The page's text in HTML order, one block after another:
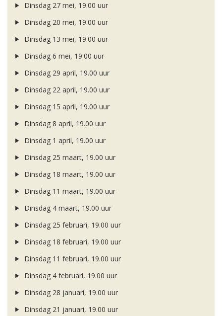
Dinsdag 27 mei, 19.00 uur
Dinsdag 20 mei, 19.00 uur
Dinsdag 13 mei, 19.00 uur
Dinsdag 6 mei, 19.00 uur
Dinsdag 29 april, 19.00 uur
Dinsdag 22 april, 19.00 uur
Dinsdag 15 april, 19.00 uur
Dinsdag 8 april, 19.00 uur
Dinsdag 1 april, 19.00 uur
Dinsdag 25 maart, 19.00 uur
Dinsdag 18 maart, 19.00 uur
Dinsdag 11 maart, 19.00 uur
Dinsdag 4 maart, 19.00 uur
Dinsdag 25 februari, 19.00 uur
Dinsdag 18 februari, 19.00 uur
Dinsdag 11 februari, 19.00 uur
Dinsdag 4 februari, 19.00 uur
Dinsdag 28 januari, 19.00 uur
Dinsdag 21 januari, 19.00 uur